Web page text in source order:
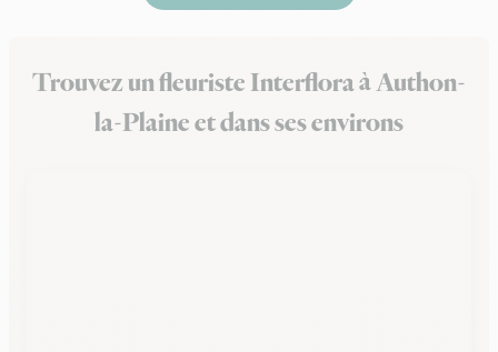
Trouvez un fleuriste Interflora à Authon-
la-Plaine et dans ses environs